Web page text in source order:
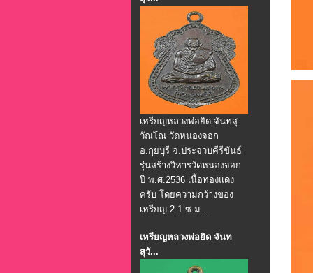
เหรียญหลวงพ่อยิด จันทสุ
วัณโณ วัดหนองจอก
อ.กุยบุรี จ.ประจวบคีรีขันธ์
รุ่นสร้างวิหารวัดหนองจอก
ปี พ.ศ.2536 เนื้อทองแดง
ครับ โดยความกว้างของ
เหรียญ 2.1 ซ.ม...
เหรียญหลวงพ่อยิด จันท
สุวั...